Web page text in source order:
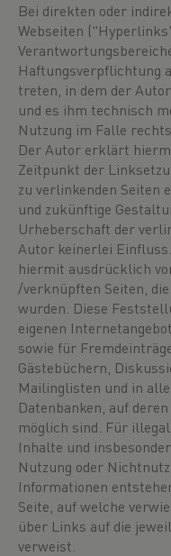
Bei direkten oder
Webseiten
Haftungsverpflichtung
treten, in dem der
und es ihm technisch
Nutzung im Falle
Der Autor erklärt
Zeitpunkt der
zu verlinkenden Seiten
und zukünftige
Urheberschaft der
Autor keinerlei
hiermit ausdrücklich
/verknüpften Seiten,
wurden. Diese
eigenen
sowie für
Gästebüchern,
Mailinglisten und in
Datenbanken, auf
möglich sind. Für
Inhalte und
Nutzung oder
Informationen
Seite, auf welche
über Links auf die
verweist.